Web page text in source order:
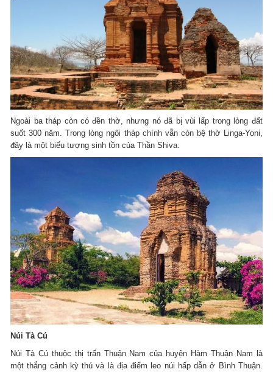
Ngoài ba tháp còn có đền thờ, nhưng nó đã bị vùi lấp trong lòng đất
suốt 300 năm. Trong lòng ngôi tháp chính vẫn còn bệ thờ Linga-Yoni,
đây là một biểu tượng sinh tồn của Thần Shiva.
Núi Tà Cú
Núi Tà Cú thuộc thị trấn Thuận Nam của huyện Hàm Thuận Nam là
một thắng cảnh kỳ thú và là địa điểm leo núi hấp dẫn ở Bình Thuận.